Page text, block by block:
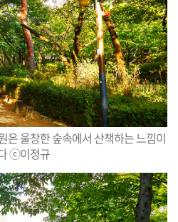
은 울창한 숲속에서 산책하는 느낌이
ⓒ이정규